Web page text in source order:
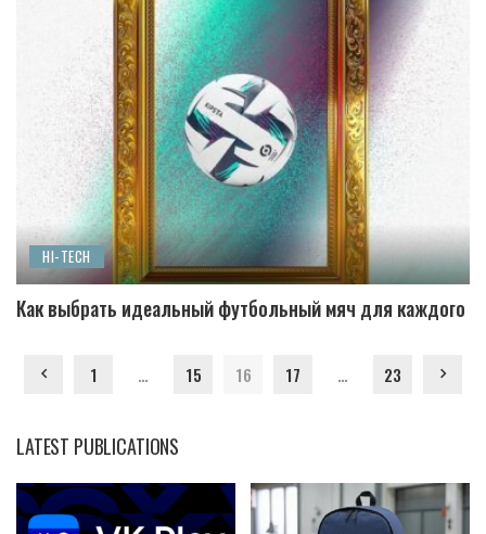
HI-TECH
Как выбрать идеальный футбольный мяч для каждого
1 … 15 16 17 … 23
LATEST PUBLICATIONS